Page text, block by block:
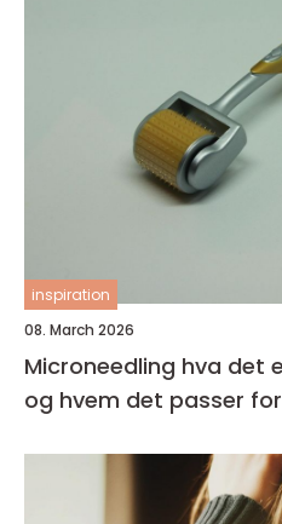
inspiration
08. March 2026
Microneedling hva det er, hvordan det virker
og hvem det passer for